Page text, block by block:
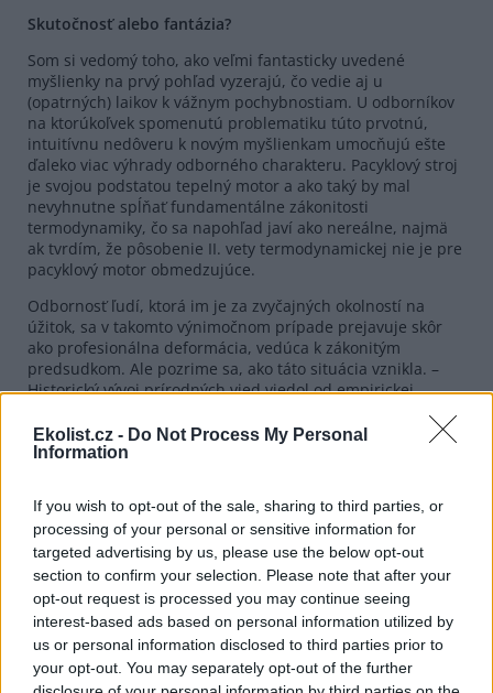
Ekolist.cz - Do Not Process My Personal
Information
If you wish to opt-out of the sale, sharing to third parties, or
processing of your personal or sensitive information for
targeted advertising by us, please use the below opt-out
section to confirm your selection. Please note that after your
opt-out request is processed you may continue seeing
interest-based ads based on personal information utilized by
us or personal information disclosed to third parties prior to
your opt-out. You may separately opt-out of the further
Skutočnosť alebo fantázia?
Som si vedomý toho, ako veľmi fantasticky uvedené
myšlienky na prvý pohľad vyzerajú, čo vedie aj u
(opatrných) laikov k vážnym pochybnostiam. U odborníkov
na ktorúkoľvek spomenutú problematiku túto prvotnú,
intuitívnu nedôveru k novým myšlienkam umocňujú ešte
ďaleko viac výhrady odborného charakteru. Pacyklový stroj
je svojou podstatou tepelný motor a ako taký by mal
nevyhnutne spĺňať fundamentálne zákonitosti
termodynamiky, čo sa napohľad javí ako nereálne, najmä
ak tvrdím, že pôsobenie II. vety termodynamickej nie je pre
pacyklový motor obmedzujúce.
Odbornosť ľudí, ktorá im je za zvyčajných okolností na
úžitok, sa v takomto výnimočnom prípade prejavuje skôr
ako profesionálna deformácia, vedúca k zákonitým
predsudkom. Ale pozrime sa, ako táto situácia vznikla. –
Historický vývoj prírodných vied viedol od empirickej
skúsenosti, od poznatkov získaných výkonom remesiel a
neskôr v počiatkoch techniky, k všeobecnejším poznatkom,
ktoré sa postupne stali súčasťou ucelenej teórie – neraz
teoreticky, lebo nebol dôvod.
Historický vývoj tepelných motorov išiel svojimi cestami.
Keď sa Sadi Carnot podujal na teoretické preskúmanie
procesu premeny tepla na mechanickú formu energie,
jeho práca zostala nepochopená a na dlhú dobu
zabudnutá. Technický pokrok v oblasti tepelných motorov
mal svoju logiku, takže keď doba konečne dozrela aj pre
pochopenie a ocenenie Carnotovej práce, teoretici sa